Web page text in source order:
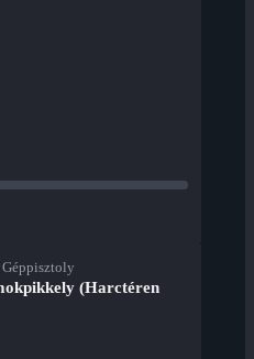
(Harctéren